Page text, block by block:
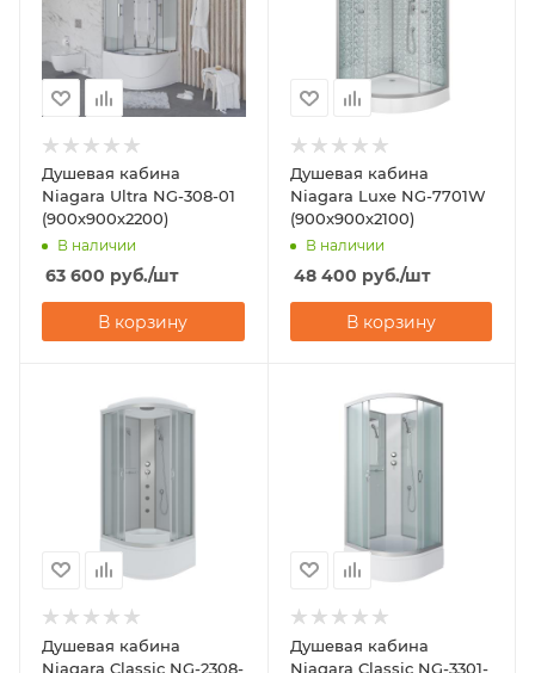
Душевая кабина
Niagara Ultra NG-308-01
(900х900х2200)
В наличии
63 600 руб./шт
В корзину
Душевая кабина
Niagara Luxe NG-7701W
(900x900х2100)
В наличии
48 400 руб./шт
В корзину
Душевая кабина
Niagara Classic NG-2308-
Душевая кабина
Niagara Classic NG-3301-